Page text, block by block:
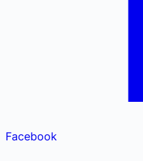
Facebook